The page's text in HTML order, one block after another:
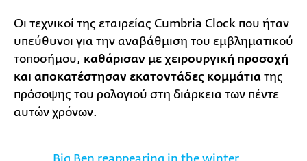
Οι τεχνικοί της εταιρείας Cumbria Clock που ήταν
υπεύθυνοι για την αναβάθμιση του εμβληματικού
τοποσήμου, καθάρισαν με χειρουργική προσοχή
και αποκατέστησαν εκατοντάδες κομμάτια της
πρόσοψης του ρολογιού στη διάρκεια των πέντε
αυτών χρόνων.
Big Ben reappearing in the winter